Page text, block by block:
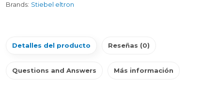
Brands: Stiebel eltron
Detalles del producto Reseñas (0)
Questions and Answers Más información